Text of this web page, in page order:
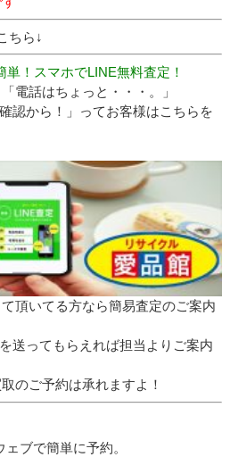
ちら↓
！スマホでLINE無料査定！
電話はちょっと・・・。」
認から！」ってお客様はこちらを
頂いてる方なら簡易査定のご案内
送ってもらえれば担当よりご案内
のご予約は承れますよ！
ブで簡単に予約。